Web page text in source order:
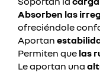
Absorben las
ofreciéndole
Aportan
Permiten que las
Le aportan una